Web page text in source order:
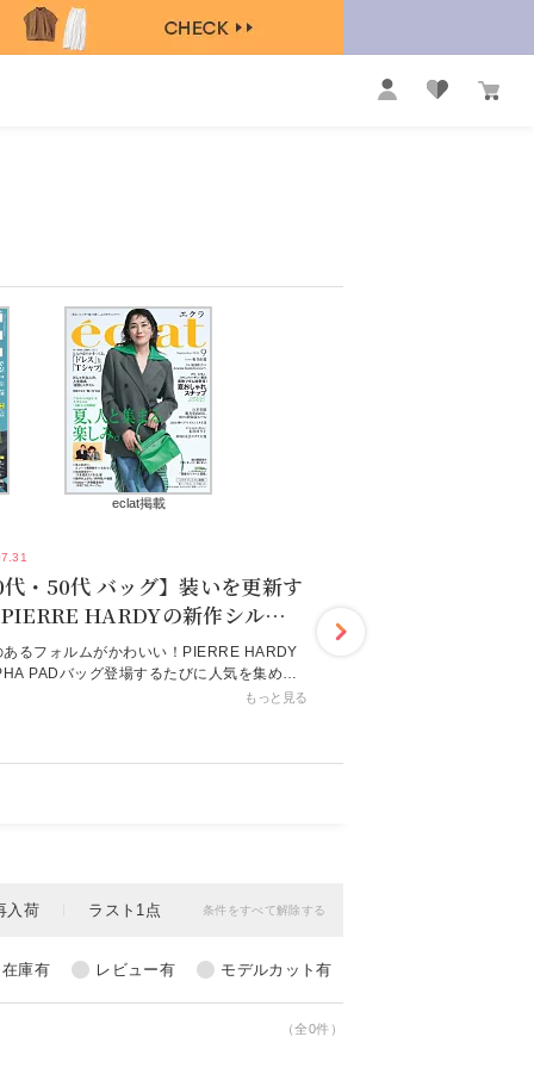
eclat掲載
代・50代 バッグ】装いを更新す
HARDYの新作シルバー
éclat2026年9月号特集
あるフォルムがかわいい！PIERRE HARDY
PADバッグ登場するたびに人気を集める
ール アルディ」のバッグ。スポーティな雰囲
一覧エクラ9月号掲載一覧デジタルカタログ
もっと見る
（全0件）